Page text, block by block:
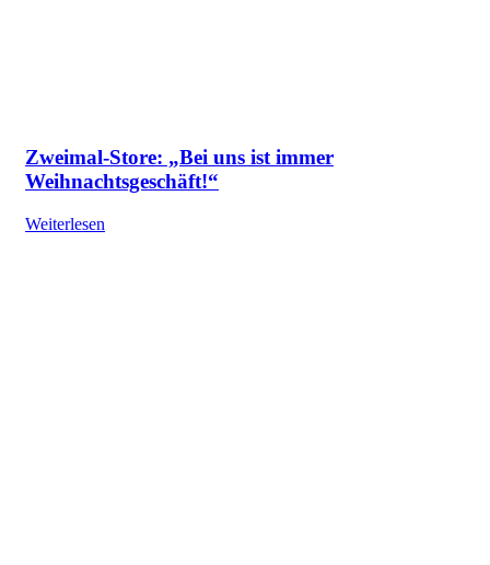
Zweimal-Store: „Bei uns ist immer
Weihnachtsgeschäft!“
Weiterlesen